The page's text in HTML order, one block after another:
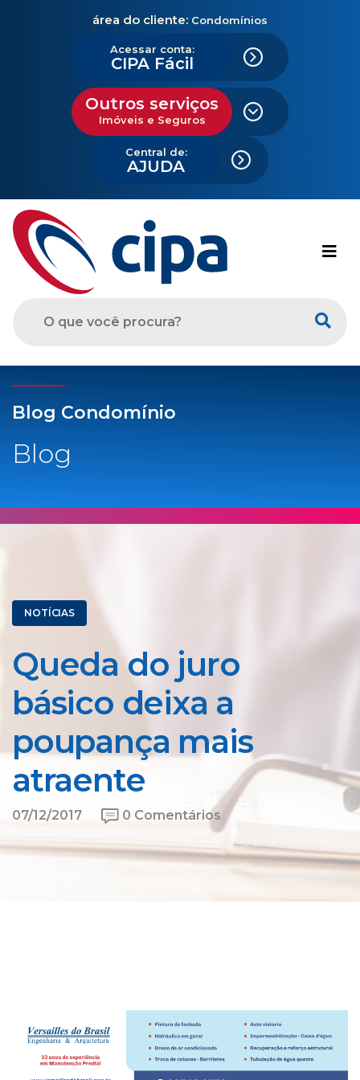
área do cliente: Condomínios
Acessar conta:
CIPA Fácil
Outros serviços
Imóveis e Seguros
Central de:
AJUDA
Blog Condomínio
Blog
NOTÍCIAS
Queda do juro
básico deixa a
poupança mais
atraente
07/12/2017 0 Comentários